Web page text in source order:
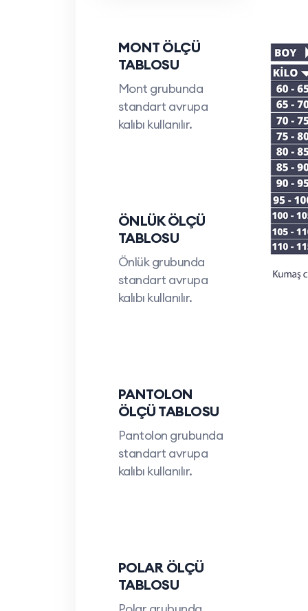
Yüksek kaliteyi
İletişim Bilgilerimiz:
Telefon:0212 909 19 45
WhatsApp Müşteri Hattı:
0532 685
E-posta:teklif@ismarketi.com
MONT ÖLÇÜ
TABLOSU
Mont grubunda
standart avrupa
kalıbı kullanılır.
ÖNLÜK ÖLÇÜ
TABLOSU
Önlük grubunda
standart avrupa
kalıbı kullanılır.
PANTOLON
ÖLÇÜ TABLOSU
Pantolon grubunda
standart avrupa
kalıbı kullanılır.
POLAR ÖLÇÜ
TABLOSU